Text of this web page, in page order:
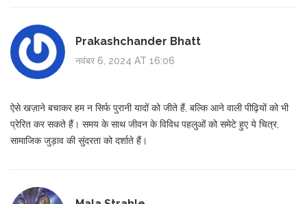
Prakashchander Bhatt
नवंबर 6, 2024 AT 16:06
ऐसे खज़ाने बचाकर हम न सिर्फ पुरानी यादों को जीते हैं, बल्कि आने वाली पीढ़ियों को भी
प्रेरित कर सकते हैं। समय के साथ जीवन के विविध पहलुओं को समेटे हुए ये चित्र,
सामाजिक जुड़ाव की सुंदरता को दर्शाते हैं।